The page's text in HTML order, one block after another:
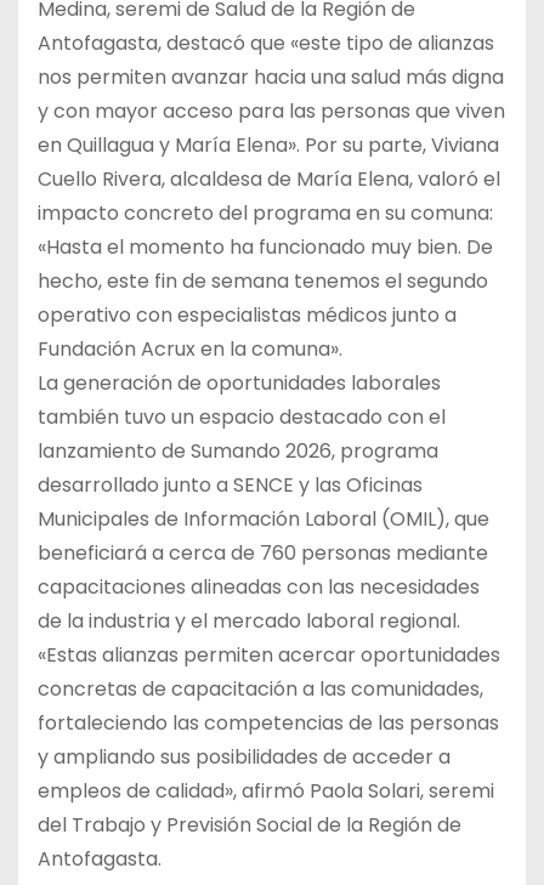
Medina, seremi de Salud de la Región de
Antofagasta, destacó que «este tipo de alianzas
nos permiten avanzar hacia una salud más digna
y con mayor acceso para las personas que viven
en Quillagua y María Elena». Por su parte, Viviana
Cuello Rivera, alcaldesa de María Elena, valoró el
impacto concreto del programa en su comuna:
«Hasta el momento ha funcionado muy bien. De
hecho, este fin de semana tenemos el segundo
operativo con especialistas médicos junto a
Fundación Acrux en la comuna».
La generación de oportunidades laborales
también tuvo un espacio destacado con el
lanzamiento de Sumando 2026, programa
desarrollado junto a SENCE y las Oficinas
Municipales de Información Laboral (OMIL), que
beneficiará a cerca de 760 personas mediante
capacitaciones alineadas con las necesidades
de la industria y el mercado laboral regional.
«Estas alianzas permiten acercar oportunidades
concretas de capacitación a las comunidades,
fortaleciendo las competencias de las personas
y ampliando sus posibilidades de acceder a
empleos de calidad», afirmó Paola Solari, seremi
del Trabajo y Previsión Social de la Región de
Antofagasta.